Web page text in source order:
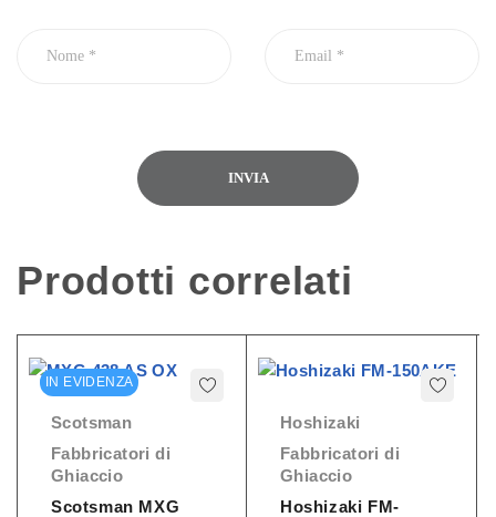
Prodotti correlati
IN EVIDENZA
Scotsman
Fabbricatori di
Ghiaccio
Scotsman MXG
Hoshizaki
Fabbricatori di
Ghiaccio
Hoshizaki FM-